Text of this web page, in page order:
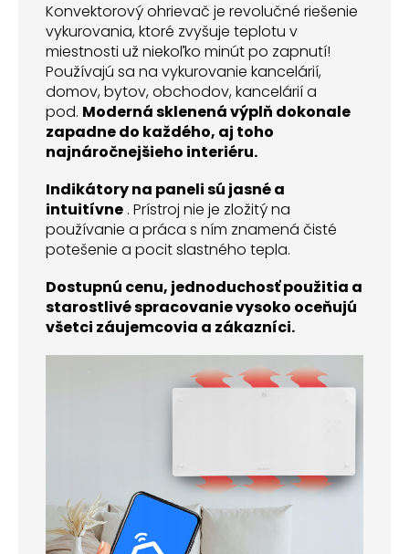
Konvektorový ohrievač je revolučné riešenie
vykurovania, ktoré zvyšuje teplotu v
miestnosti už niekoľko minút po zapnutí!
Používajú sa na vykurovanie kancelárií,
domov, bytov, obchodov, kancelárií a
pod. Moderná sklenená výplň dokonale
zapadne do každého, aj toho
najnáročnejšieho interiéru.
Indikátory na paneli sú jasné a
intuitívne . Prístroj nie je zložitý na
používanie a práca s ním znamená čisté
potešenie a pocit slastného tepla.
Dostupnú cenu, jednoduchosť použitia a
starostlivé spracovanie vysoko oceňujú
všetci záujemcovia a zákazníci.